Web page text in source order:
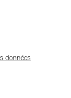
données